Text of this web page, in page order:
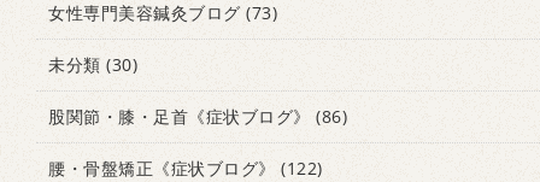
女性専門美容鍼灸ブログ (73)
未分類 (30)
股関節・膝・足首《症状ブログ》 (86)
腰・骨盤矯正《症状ブログ》 (122)